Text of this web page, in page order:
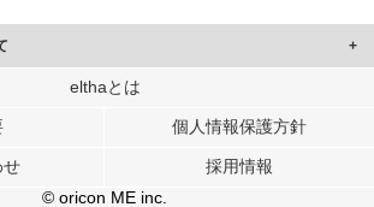
を使用して、ユーザーに合わせたコンテンツや広告の
ータ解析の各パートナーに提供しています。
報とユーザーが各パートナーに提供した他の情報や、
elthaとは
個人情報保護方針
せ
採用情報
© oricon ME inc.